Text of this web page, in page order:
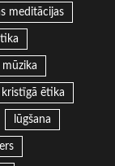
meditācijas
kristīgā ētika
lūgšana